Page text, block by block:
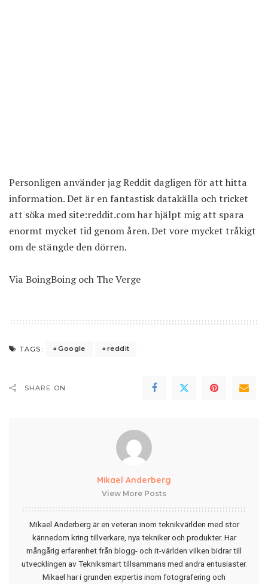
Personligen använder jag Reddit dagligen för att hitta
information. Det är en fantastisk datakälla och tricket
att söka med site:reddit.com har hjälpt mig att spara
enormt mycket tid genom åren. Det vore mycket tråkigt
om de stängde den dörren.
Via BoingBoingoch The Verge
TAGS: Google reddit
SHARE ON
Mikael Anderberg
View More Posts
Mikael Anderberg är en veteran inom teknikvärlden med stor
kännedom kring tillverkare, nya tekniker och produkter. Har
mångårig erfarenhet från blogg- och it-världen vilken bidrar till
utvecklingen av Tekniksmart tillsammans med andra entusiaster.
Mikael har i grunden expertis inom fotografering och